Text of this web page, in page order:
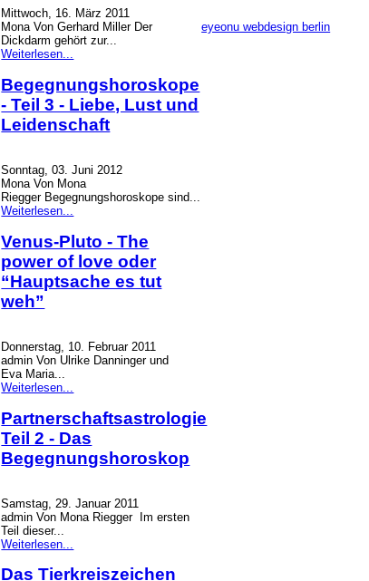
Mittwoch, 16. März 2011
Mona Von Gerhard Miller Der
Dickdarm gehört zur...
Weiterlesen...
Begegnungshoroskope
- Teil 3 - Liebe, Lust und
Leidenschaft
Sonntag, 03. Juni 2012
Mona Von Mona
Riegger Begegnungshoroskope sind...
Weiterlesen...
Venus-Pluto - The
power of love oder
“Hauptsache es tut
weh”
Donnerstag, 10. Februar 2011
admin Von Ulrike Danninger und
Eva Maria...
Weiterlesen...
Partnerschaftsastrologie
Teil 2 - Das
Begegnungshoroskop
Samstag, 29. Januar 2011
admin Von Mona Riegger Im ersten
Teil dieser...
Weiterlesen...
Das Tierkreiszeichen
eyeonu webdesign berlin